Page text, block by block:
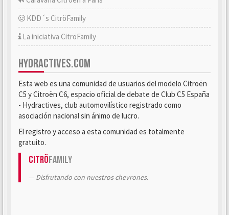
KDD´s CitröFamily
La iniciativa CitröFamily
HYDRACTIVES.COM
Esta web es una comunidad de usuarios del modelo Citroën
C5 y Citroën C6, espacio oficial de debate de Club C5 España
- Hydractives, club automovilístico registrado como
asociación nacional sin ánimo de lucro.
El registro y acceso a esta comunidad es totalmente
gratuito.
CitröFamily
Disfrutando con nuestros chevrones.